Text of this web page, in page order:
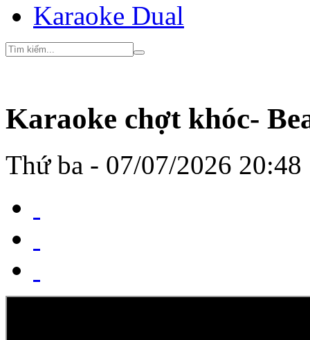
Karaoke Dual
Karaoke chợt khóc-
Thứ ba - 07/07/2026 20:48